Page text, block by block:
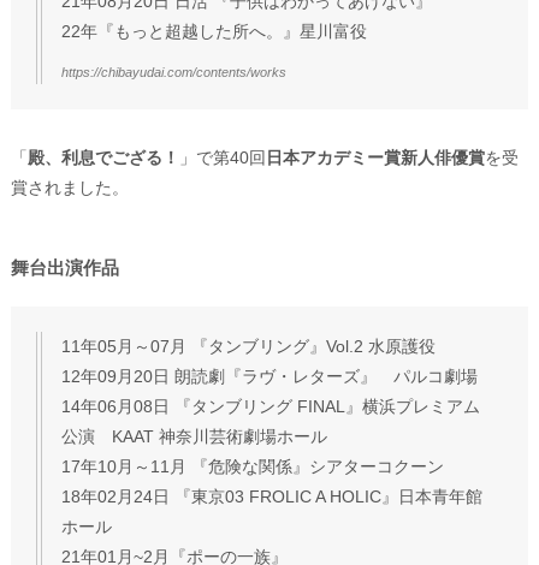
22年『もっと超越した所へ。』星川富役
https://chibayudai.com/contents/works
「 殿、利息でござる！ 」で第40回 日本アカデミー賞新人俳優賞を受
賞されました。
舞台出演作品
11年05月～07月 『タンブリング』Vol.2 水原護役
12年09月20日 朗読劇『ラヴ・レターズ』 パルコ劇場
14年06月08日 『タンブリング FINAL』横浜プレミアム
公演 KAAT 神奈川芸術劇場ホール
17年10月～11月 『危険な関係』シアターコクーン
18年02月24日 『東京03 FROLIC A HOLIC』日本青年館
ホール
21年01月~2月『ポーの一族』